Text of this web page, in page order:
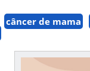
câncer de mama